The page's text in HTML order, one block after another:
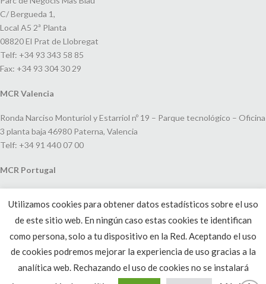
C/ Bergueda 1,
Local A5 2ª Planta
08820 El Prat de Llobregat
Telf: +34 93 343 58 85
Fax: +34 93 304 30 29
MCR Valencia
Ronda Narciso Monturiol y Estarriol nº 19 – Parque tecnológico – Oficina
3 planta baja 46980 Paterna, Valencia
Telf: +34 91 440 07 00
MCR Portugal
João V, 24
1250-091 Lisboa, Portugal
Telf: +351 220 993 033
Utilizamos cookies para obtener datos estadísticos sobre el uso
de este sitio web. En ningún caso estas cookies te identifican
como persona, solo a tu dispositivo en la Red. Aceptando el uso
de cookies podremos mejorar la experiencia de uso gracias a la
analítica web. Rechazando el uso de cookies no se instalará